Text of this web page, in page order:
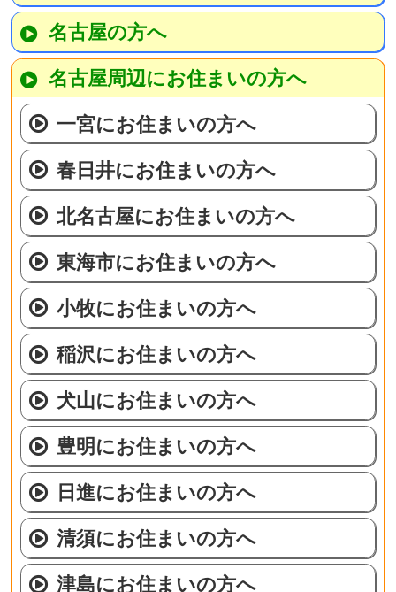
名古屋の方へ
名古屋周辺にお住まいの方へ
一宮にお住まいの方へ
春日井にお住まいの方へ
北名古屋にお住まいの方へ
東海市にお住まいの方へ
小牧にお住まいの方へ
稲沢にお住まいの方へ
犬山にお住まいの方へ
豊明にお住まいの方へ
日進にお住まいの方へ
清須にお住まいの方へ
津島にお住まいの方へ